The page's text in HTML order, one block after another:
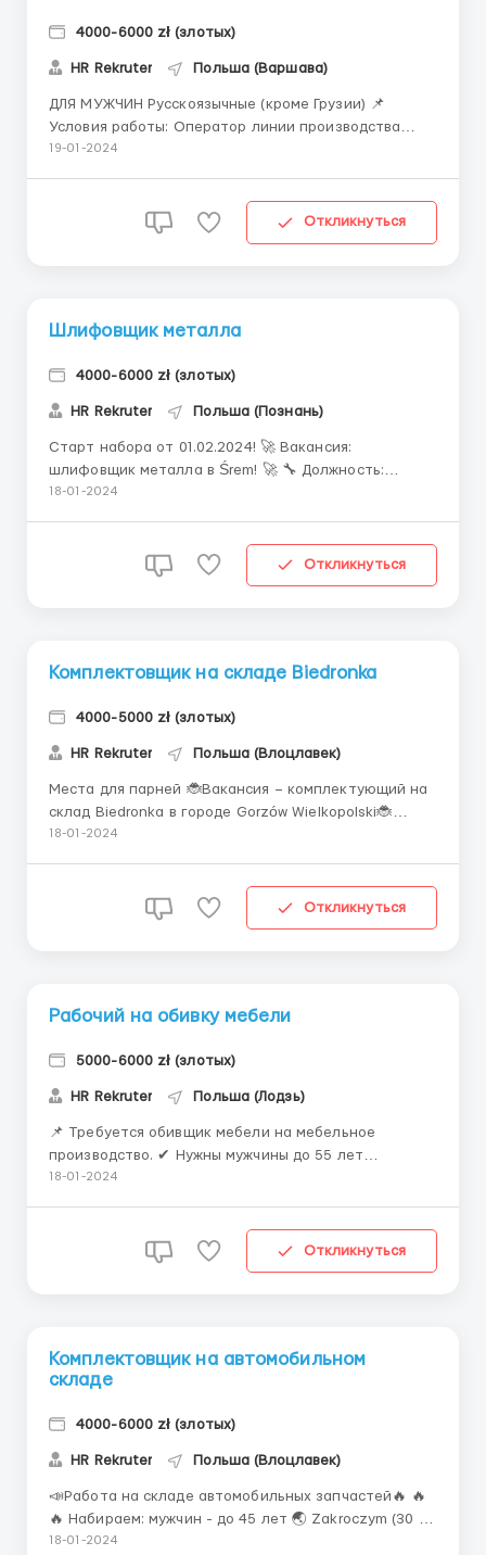
4000-6000 zł (злотых)
HR Rekruter Польша (Варшава)
ДЛЯ МУЖЧИН Русскоязычные (кроме Грузии) 📌
Условия работы: Оператор линии производства
систем кабельных трасс BAKS является отличной
производственной линии должен быть
ответственным, внимательным к деталям и
19-01-2024
Откликнуться
Шлифовщик металла
4000-6000 zł (злотых)
HR Rekruter Польша (Познань)
Старт набора от 01.02.2024! 🚀 Вакансия:
шлифовщик металла в Śrem! 🚀 🔧 Должность:
Шлифовщик по металлу 👤 Требования: Мужчины 18-
Обязанности: -работа на шлифовальных станках
для различных металлообработок...
18-01-2024
Откликнуться
Комплектовщик на складе Biedronka
4000-5000 zł (злотых)
HR Rekruter Польша (Влоцлавек)
Места для парней 🐞Вакансия – комплектующий на
склад Biedronka в городе Gorzów Wielkopolski🐞
(недалеко от Щецина) Работа заключается в сборе
График неделя в день, неделя в ночь (07:00, 19...
18-01-2024
Откликнуться
Рабочий на обивку мебели
5000-6000 zł (злотых)
HR Rekruter Польша (Лодзь)
📌 Требуется обивщик мебели на мебельное
производство. ✔ Нужны мужчины до 55 лет
(русскоязычные) 🌏 Место работы: 98-420 Kopaniny,
работы - не меньше чем 6 м. Польский язык на
18-01-2024
Откликнуться
Комплектовщик на автомобильном
складе
4000-6000 zł (злотых)
HR Rekruter Польша (Влоцлавек)
📣Работа на складе автомобильных запчастей🔥 🔥
🔥 Набираем: мужчин - до 45 лет 🌏 Zakroczym (30 км
от Варшавы) ✅Обязанности : Прием товара,
18-01-2024